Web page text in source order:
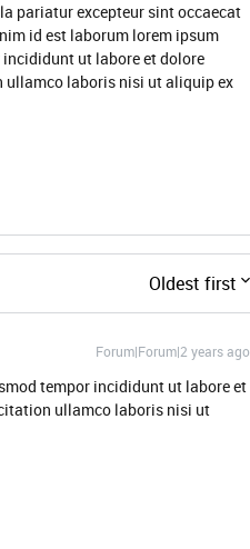
pariatur excepteur sint occaecat
id est laborum lorem ipsum
ut labore et dolore
ullamco laboris nisi ut aliquip ex
Oldest first
Forum|Forum|2 years ago
tempor incididunt ut labore et
ullamco laboris nisi ut